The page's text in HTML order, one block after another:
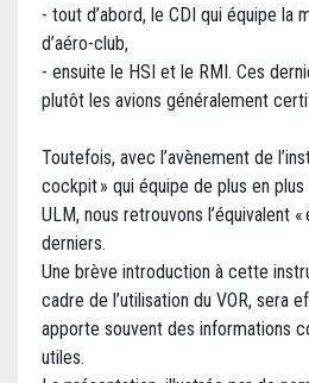
- tout d’abord, le CDI qui équipe la
d’aéro-club,
- ensuite le HSI et le RMI. Ces
plutôt les avions généralement
Toutefois, avec l’avènement de
cockpit » qui équipe de plus en plus
ULM, nous retrouvons l’équivalent
derniers.
Une brève introduction à cette
cadre de l’utilisation du VOR, sera
apporte souvent des informations
utiles.